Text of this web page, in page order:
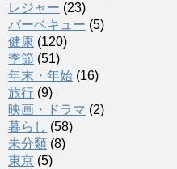
レジャー (23)
バーベキュー (5)
健康 (120)
季節 (51)
年末・年始 (16)
旅行 (9)
映画・ドラマ (2)
暮らし (58)
未分類 (8)
東京 (5)